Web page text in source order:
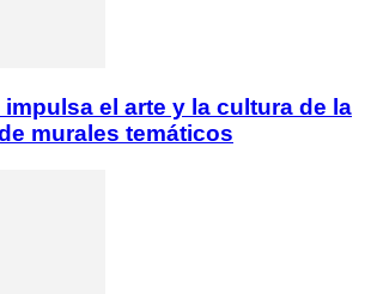
el arte y la cultura de la
murales temáticos